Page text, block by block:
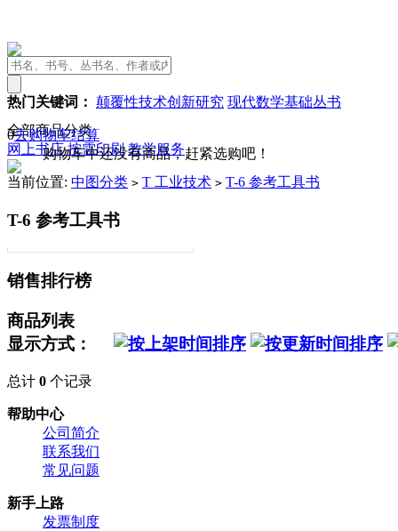
热门关键词： 颠覆性技术创新研究 现代数学基础丛书
0去购物车结算
购物车中还没有商品，赶紧选购吧！
全部商品分类
网上书店按需印刷 教学服务
当前位置: 中图分类 > T 工业技术 > T-6 参考工具书
T-6 参考工具书
销售排行榜
商品列表
显示方式：
总计 0 个记录
帮助中心
公司简介
联系我们
常见问题
新手上路
发票制度